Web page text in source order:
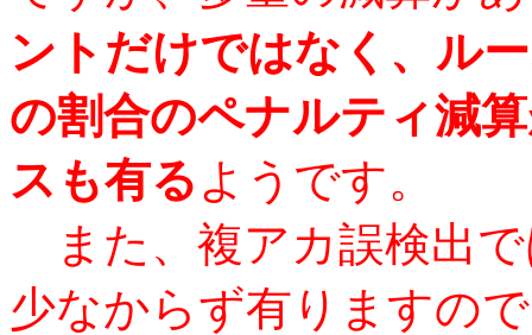
ントだけではなく、ル
の割合のペナルティ減
スも有る ようです。
また、複アカ誤検出
少なからず有りますの